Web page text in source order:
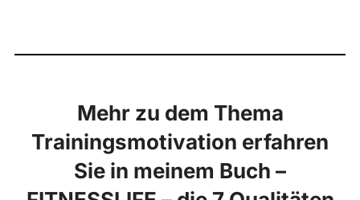
Mehr zu dem Thema
Trainingsmotivation erfahren
Sie in meinem Buch –